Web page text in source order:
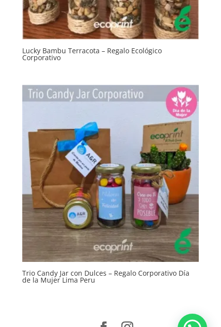
Lucky Bambu Terracota – Regalo Ecológico
Corporativo
Trio Candy Jar con Dulces – Regalo Corporativo Día
de la Mujer Lima Peru